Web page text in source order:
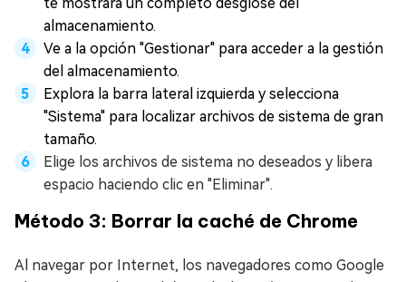
almacenamiento.
Ve a la opción "Gestionar" para acceder a la gestión
del almacenamiento.
Explora la barra lateral izquierda y selecciona
"Sistema" para localizar archivos de sistema de gran
tamaño.
Elige los archivos de sistema no deseados y libera
espacio haciendo clic en "Eliminar".
Método 3: Borrar la caché de Chrome
Al navegar por Internet, los navegadores como Google